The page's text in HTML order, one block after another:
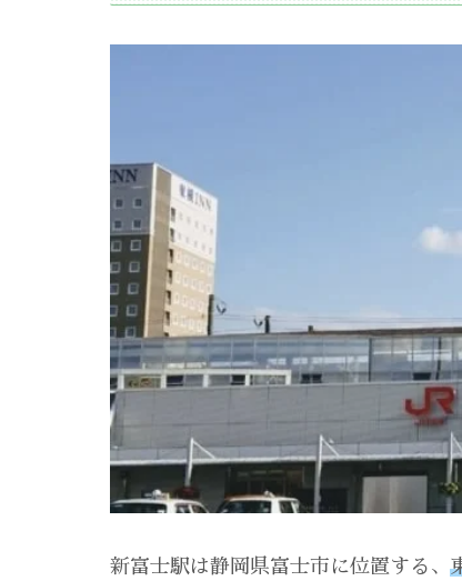
新富士駅は静岡県富士市に位置する、